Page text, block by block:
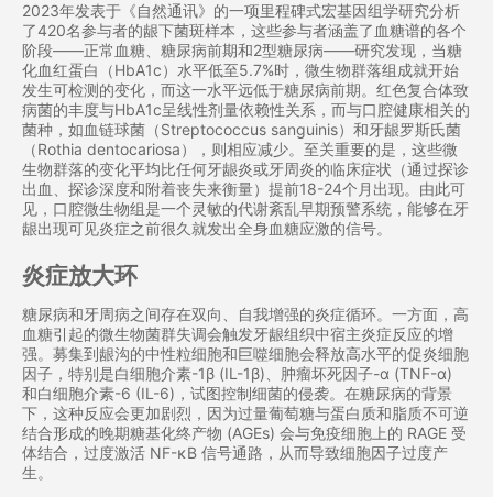
2023年发表于《自然通讯》的一项里程碑式宏基因组学研究分析
了420名参与者的龈下菌斑样本，这些参与者涵盖了血糖谱的各个
阶段——正常血糖、糖尿病前期和2型糖尿病——研究发现，当糖
化血红蛋白（HbA1c）水平低至5.7%时，微生物群落组成就开始
发生可检测的变化，而这一水平远低于糖尿病前期。红色复合体致
病菌的丰度与HbA1c呈线性剂量依赖性关系，而与口腔健康相关的
菌种，如血链球菌（Streptococcus sanguinis）和牙龈罗斯氏菌
（Rothia dentocariosa），则相应减少。至关重要的是，这些微
生物群落的变化平均比任何牙龈炎或牙周炎的临床症状（通过探诊
出血、探诊深度和附着丧失来衡量）提前18-24个月出现。由此可
见，口腔微生物组是一个灵敏的代谢紊乱早期预警系统，能够在牙
龈出现可见炎症之前很久就发出全身血糖应激的信号。
炎症放大环
糖尿病和牙周病之间存在双向、自我增强的炎症循环。一方面，高
血糖引起的微生物菌群失调会触发牙龈组织中宿主炎症反应的增
强。募集到龈沟的中性粒细胞和巨噬细胞会释放高水平的促炎细胞
因子，特别是白细胞介素-1β (IL-1β)、肿瘤坏死因子-α (TNF-α)
和白细胞介素-6 (IL-6)，试图控制细菌的侵袭。在糖尿病的背景
下，这种反应会更加剧烈，因为过量葡萄糖与蛋白质和脂质不可逆
结合形成的晚期糖基化终产物 (AGEs) 会与免疫细胞上的 RAGE 受
体结合，过度激活 NF-κB 信号通路，从而导致细胞因子过度产
生。